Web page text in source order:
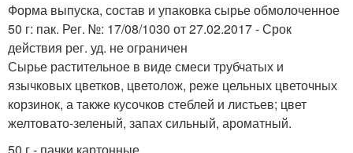
Форма выпуска, состав и упаковка сырье обмолоченное
50 г: пак. Рег. №: 17/08/1030 от 27.02.2017 - Срок
действия рег. уд. не ограничен
Сырье растительное в виде смеси трубчатых и
язычковых цветков, цветолож, реже цельных цветочных
корзинок, а также кусочков стеблей и листьев; цвет
желтовато-зеленый, запах сильный, ароматный.